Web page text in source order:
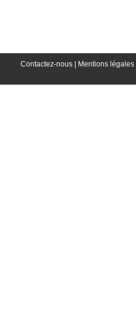
Contactez-nous | Mentions légales |